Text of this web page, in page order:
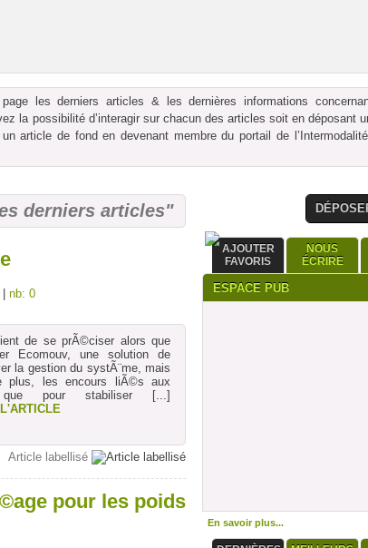
les derniers articles & les dernières informations
la possibilité d’interagir sur chacun des articles soit en déposant
article de fond en devenant membre du portail de
derniers articles"
| nb: 0
de se prÃ©ciser alors que
Ecomouv, une solution de
la gestion du systÃ¨me, mais
plus, les encours liÃ©s aux
pour stabiliser[...]
Article labellisé
pour les poids
AJOUTER
FAVORIS
NOUS
ÉCRIRE
ESPACE PUB
En savoir plus...